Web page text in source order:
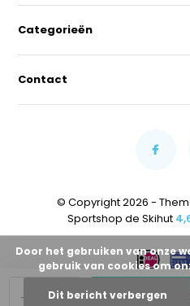
+
-
Categorieën
Contact
© Copyright 2026 -
Sportshop de Skihut
Door het gebruiken van onze
gebruik van cookies om
Dit bericht verbergen